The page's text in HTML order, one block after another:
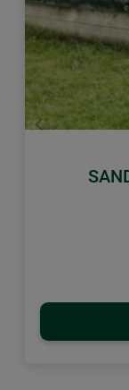
Zurück